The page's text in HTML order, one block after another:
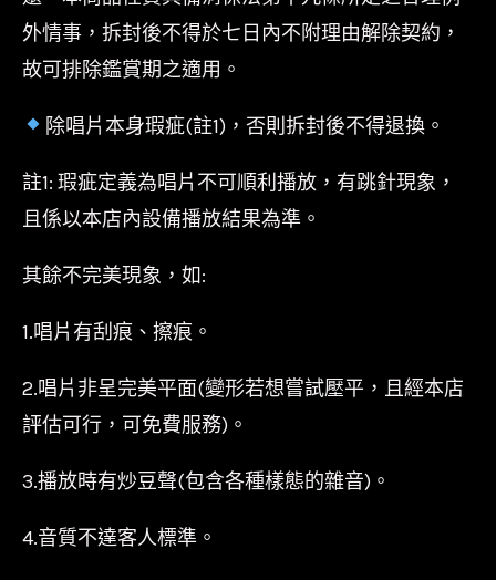
外情事，拆封後不得於七日內不附理由解除契約，
故可排除鑑賞期之適用。
除唱片本身瑕疵(註1)，否則拆封後不得退換。
註1: 瑕疵定義為唱片不可順利播放，有跳針現象，
且係以本店內設備播放結果為準。
其餘不完美現象，如:
1.唱片有刮痕、擦痕。
2.唱片非呈完美平面(變形若想嘗試壓平，且經本店
評估可行，可免費服務)。
3.播放時有炒豆聲(包含各種樣態的雜音)。
4.音質不達客人標準。